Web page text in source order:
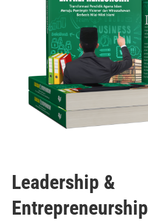
Leadership &
Entrepreneurship